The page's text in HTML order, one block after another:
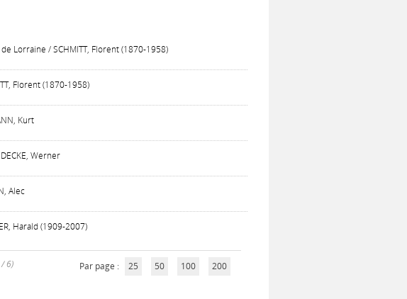
Lorraine / SCHMITT, Florent (1870-1958)
Florent (1870-1958)
Kurt
Werner
Alec
Harald (1909-2007)
6) Par page : 25 50 100 200